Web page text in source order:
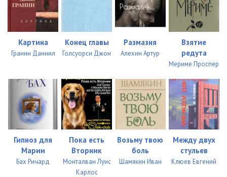
Картина
Гранин Даниил
Конец главы
Голсуорси Джон
Размазня
Алехин Артур
Взятие
редута
Мериме Проспер
Гипноз для
Марии
Бах Ричард
Пока есть
Вторник
Монталван Луис
Карлос
Возьму твою
боль
Шамякин Иван
Между двух
стульев
Клюев Евгений